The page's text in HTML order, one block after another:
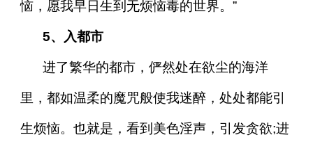
恼，愿我早日生到无烦恼毒的世界。”
5、入都市
进了繁华的都市，俨然处在欲尘的海洋
里，都如温柔的魔咒般使我迷醉，处处都能引
生烦恼。也就是，看到美色淫声，引发贪欲;进